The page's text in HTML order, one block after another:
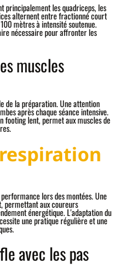
principalement les quadriceps, les
alternent entre fractionné court
mètres à intensité soutenue.
nécessaire pour affronter les
muscles
de la préparation. Une attention
après chaque séance intensive.
footing lent, permet aux muscles de
lors des montées. Une
permettant aux coureurs
énergétique. L'adaptation du
une pratique régulière et une
avec les pas